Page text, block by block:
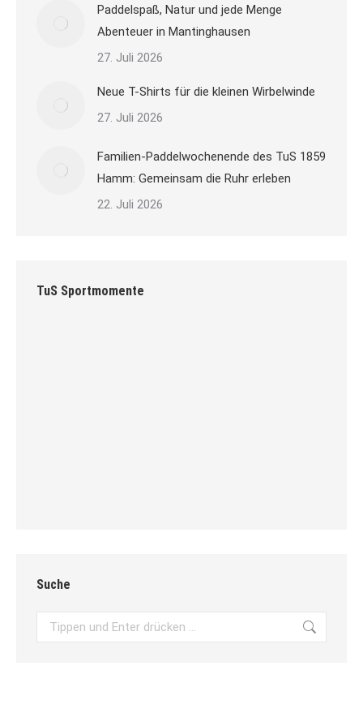
Paddelspaß, Natur und jede Menge
Abenteuer in Mantinghausen
27. Juli 2026
Neue T-Shirts für die kleinen Wirbelwinde
27. Juli 2026
Familien-Paddelwochenende des TuS 1859
Hamm: Gemeinsam die Ruhr erleben
22. Juli 2026
TuS Sportmomente
Suche
Search: